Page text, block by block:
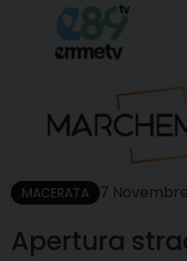
content
MACERATA 7
Apertura